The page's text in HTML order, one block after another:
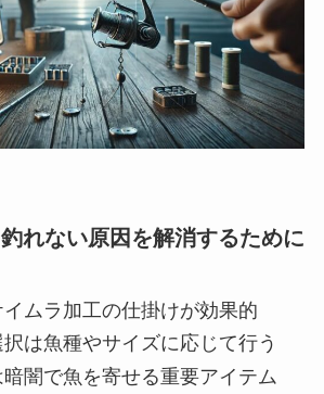
れない原因を解消するために
ムラ加工の仕掛けが効果的
は魚種やサイズに応じて行う
闇で魚を寄せる重要アイテム